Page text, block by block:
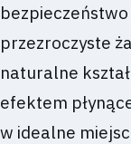
przezroczyste
naturalne
efektem
w idealne